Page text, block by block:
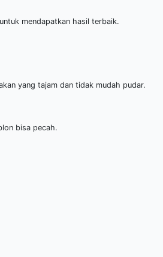
mendapatkan hasil terbaik.
yang tajam dan tidak mudah pudar.
bisa pecah.